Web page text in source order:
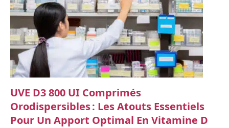
UVE D3 800 UI Comprimés
Orodispersibles : Les Atouts Essentiels
Pour Un Apport Optimal En Vitamine D